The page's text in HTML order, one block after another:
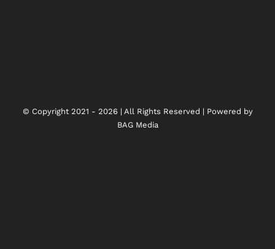
© Copyright 2021 - 2026 | All Rights Reserved | Powered by
BAG Media